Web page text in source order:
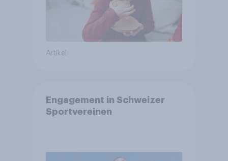
Artikel
Engagement in Schweizer
Sportvereinen